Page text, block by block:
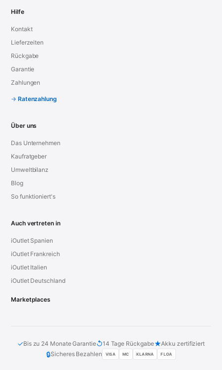
Hilfe
Kontakt
Lieferzeiten
Rückgabe
Garantie
Zahlungen
Ratenzahlung
Über uns
Das Unternehmen
Kaufratgeber
Umweltbilanz
Blog
So funktioniert's
Auch vertreten in
iOutlet Spanien
iOutlet Frankreich
iOutlet Italien
iOutlet Deutschland
Marketplaces
✓Bis zu 24 Monate Garantie↺14 Tage Rückgabe★Akku zertifiziert
🔒Sicheres Bezahlen VISA MC KLARNA FLOA